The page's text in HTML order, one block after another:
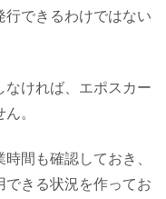
行できるわけではない
なければ、エポスカー
。
間も確認しておき、
きる状況を作ってお